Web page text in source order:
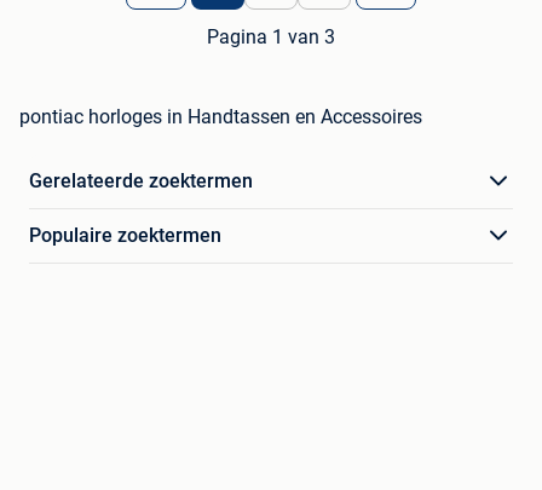
Pagina 1 van 3
pontiac horloges in Handtassen en Accessoires
Gerelateerde zoektermen
Populaire zoektermen